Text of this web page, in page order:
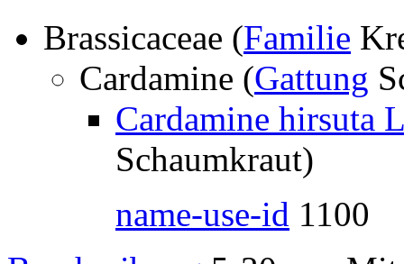
Brassicaceae (Familie
Cardamine (Gattung
Cardamine hirsuta
Schaumkraut)
name-use-id 1100